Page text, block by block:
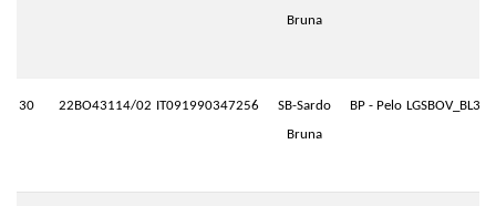
Bruna
30 22BO43114/02 IT091990347256
SB-Sardo
Bruna
BP - Pelo LGSBOV_BL3.P